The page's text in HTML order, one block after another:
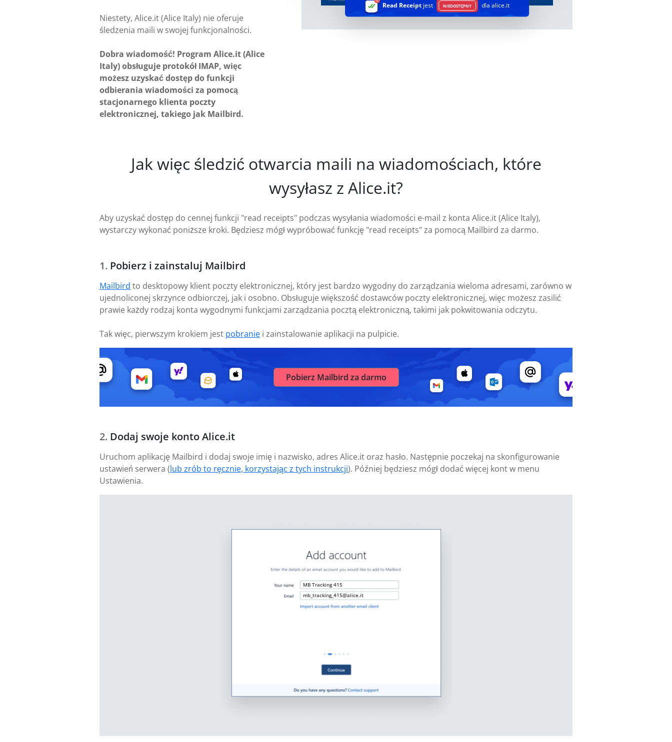
Niestety, Alice.it (Alice Italy) nie oferuje
śledzenia maili w swojej funkcjonalności.
Dobra wiadomość! Program Alice.it (Alice
Italy) obsługuje protokół IMAP, więc
możesz uzyskać dostęp do funkcji
odbierania wiadomości za pomocą
stacjonarnego klienta poczty
elektronicznej, takiego jak Mailbird.
Read Receipt jest NIEDOSTĘPNY dla alice.it
Jak więc śledzić otwarcia maili na wiadomościach, które
wysyłasz z Alice.it?
Aby uzyskać dostęp do cennej funkcji "read receipts" podczas wysyłania wiadomości e-mail z konta Alice.it (Alice Italy),
wystarczy wykonać poniższe kroki. Będziesz mógł wypróbować funkcję "read receipts" za pomocą Mailbird za darmo.
Pobierz i zainstaluj Mailbird
Mailbird to desktopowy klient poczty elektronicznej, który jest bardzo wygodny do zarządzania wieloma adresami, zarówno w
ujednoliconej skrzynce odbiorczej, jak i osobno. Obsługuje większość dostawców poczty elektronicznej, więc możesz zasilić
prawie każdy rodzaj konta wygodnymi funkcjami zarządzania pocztą elektroniczną, takimi jak pokwitowania odczytu.
Tak więc, pierwszym krokiem jest pobranie i zainstalowanie aplikacji na pulpicie.
Pobierz Mailbird za darmo
Dodaj swoje konto Alice.it
Uruchom aplikację Mailbird i dodaj swoje imię i nazwisko, adres Alice.it oraz hasło. Następnie poczekaj na skonfigurowanie
ustawień serwera (lub zrób to ręcznie, korzystając z tych instrukcji). Później będziesz mógł dodać więcej kont w menu
Ustawienia.
MB Tracking 415
mb_tracking_415@alice.it